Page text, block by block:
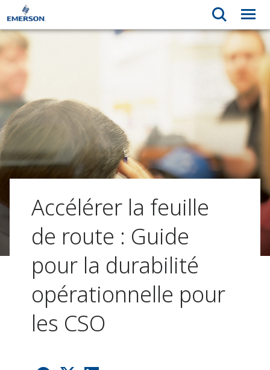
Accélérer la feuille
de route : Guide
pour la durabilité
opérationnelle pour
les CSO